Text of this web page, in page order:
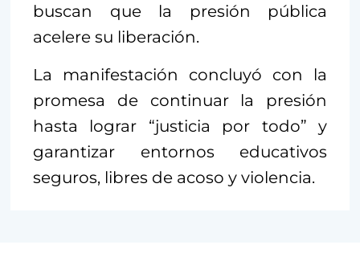
buscan que la presión pública
acelere su liberación.
La manifestación concluyó con la
promesa de continuar la presión
hasta lograr “justicia por todo” y
garantizar entornos educativos
seguros, libres de acoso y violencia.